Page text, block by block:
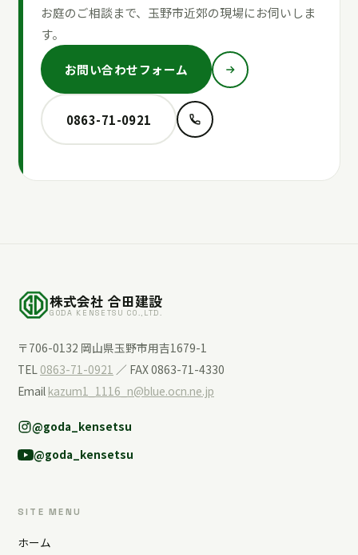
お庭のご相談まで、玉野市近郊の現場にお伺いしま
す。
お問い合わせフォーム
0863-71-0921
株式会社 合田建設
GODA KENSETSU CO.,LTD.
〒706-0132 岡山県玉野市用吉1679-1
TEL 0863-71-0921 ／ FAX 0863-71-4330
Email kazum1_1116_n@blue.ocn.ne.jp
@goda_kensetsu
@goda_kensetsu
SITE MENU
ホーム